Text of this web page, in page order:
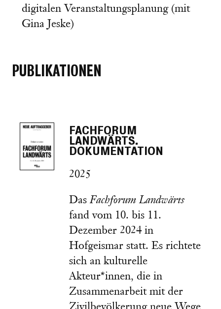
digitalen Veranstaltungsplanung (mit
Gina Jeske)
PUBLIKATIONEN
FACHFORUM
LANDWÄRTS.
DOKUMENTATION
2025
DasFachforum Landwärts
fand vom 10. bis 11.
Dezember 2024 in
Hofgeismar statt. Es richtete
sich an kulturelle
Akteur*innen, die in
Zusammenarbeit mit der